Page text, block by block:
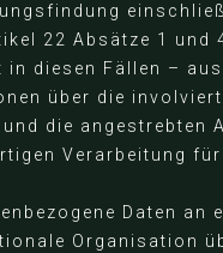
22 Absätze 1 und
in diesen Fällen –
über die
die angestrebten
Verarbeitung
Daten an
Organisation